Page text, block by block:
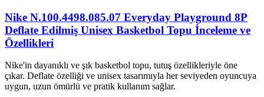
Nike N.100.4498.085.07 Everyday Playground 8P
Deflate Edilmiş Unisex Basketbol Topu İnceleme ve
Özellikleri
Nike'in dayanıklı ve şık basketbol topu, tutuş özellikleriyle öne
çıkar. Deflate özelliği ve unisex tasarımıyla her seviyeden oyuncuya
uygun, uzun ömürlü ve pratik kullanım sağlar.